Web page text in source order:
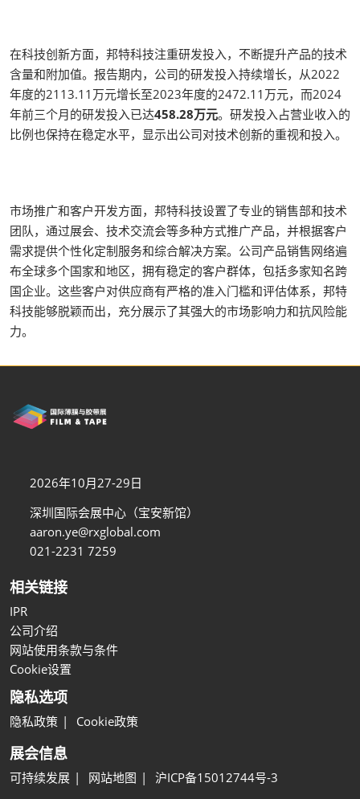
在科技创新方面，邦特科技注重研发投入，不断提升产品的技术
含量和附加值。报告期内，公司的研发投入持续增长，从2022
年度的2113.11万元增长至2023年度的2472.11万元，而2024
年前三个月的研发投入已达458.28万元。研发投入占营业收入的
比例也保持在稳定水平，显示出公司对技术创新的重视和投入。
市场推广和客户开发方面，邦特科技设置了专业的销售部和技术
团队，通过展会、技术交流会等多种方式推广产品，并根据客户
需求提供个性化定制服务和综合解决方案。公司产品销售网络遍
布全球多个国家和地区，拥有稳定的客户群体，包括多家知名跨
国企业。这些客户对供应商有严格的准入门槛和评估体系，邦特
科技能够脱颖而出，充分展示了其强大的市场影响力和抗风险能
力。
2026年10月27-29日
深圳国际会展中心（宝安新馆）
aaron.ye@rxglobal.com
021-2231 7259
相关链接
IPR
公司介绍
网站使用条款与条件
Cookie设置
隐私选项
隐私政策 Cookie政策
展会信息
可持续发展 网站地图 沪ICP备15012744号-3